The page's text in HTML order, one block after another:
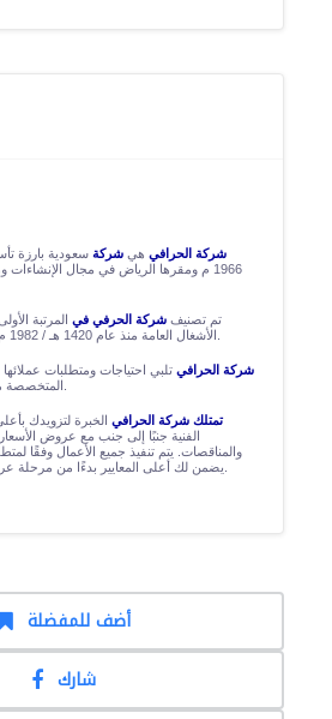
شركة الحرافي هي شركة
1966 م ومقرها الرياض في مجال
تم تصنيف شركة الحرفي في
شركة الحرافي تلبي احتياجات ومتطلبات
تمتلك شركة الحرافي الخبرة لتزويدك
الفنية جنبًا إلى جنب مع عروض الأسعار
والمناقصات. يتم تنفيذ جميع الأعمال وفقًا
أضف للمفضلة
شارك